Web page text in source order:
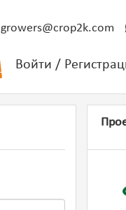
growers@crop2k.com
Войти /